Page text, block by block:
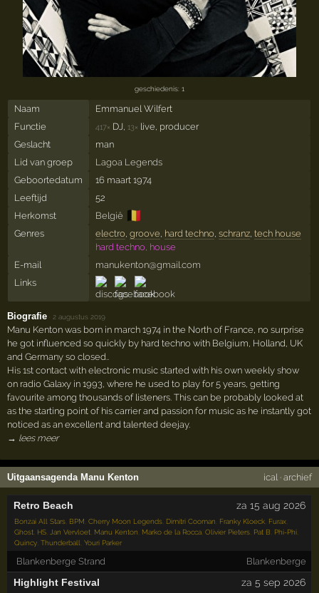
geschiedenis: 1
Naam
Emmanuel Wilfert
Functie
417× DJ, 13× live, producer
Geslacht
man
Lid van groep
Lagoa Legends
Geboortedatum
16 maart 1974
Leeftijd
52
Herkomst
België 🇧🇪
Genres electro, groove hard techno, schranz, tech house
hard techno, house
E-mail
manukenton@gmail.com
Links
Biografie 2 augustus 2019
Manu Kenton was born in march 1974 in the North of France, no surprise
he got influenced so quickly by hard techno with Belgium, Holland, UK
and Germany so closed..
His 1st contact with electronic music started with his own weekly show
on radio Galaxy in 1993, where he used to play for 5 years, getting
favourite among thousands of listeners. This can be probably looked at
as the starting point of his carrier and passion for music as he instantly got
noticed as an excellent and talented deejay.
→ lees meer
Uitgaansagenda Manu Kenton ical· archief
Retro Beach za 15 aug 2026
Bonzai All Stars BPM ,Cherry Moon Legends Dimitri Cooman Franky Kloeck Furax
Ghost HS Jan Vervloet Manu Kenton Marko de la Rocca ,Olivier Pieters Pat B Phi-Phi
Quincy ,Thunderball ,Youri Parker
Blankenberge Strand Blankenberge
Highlight Festival za 5 sep 2026